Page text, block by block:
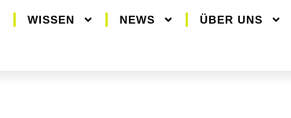
WISSEN NEWS ÜBER UNS